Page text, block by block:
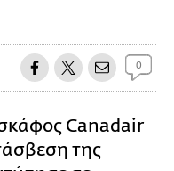
0
Canadair
της